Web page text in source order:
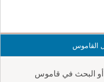
القاموس
أو البحث في قاموس